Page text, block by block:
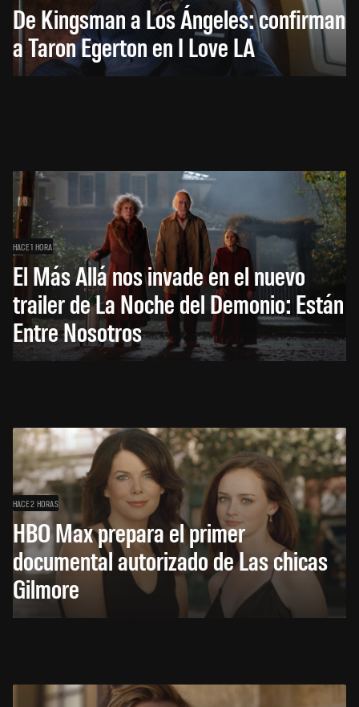
De Kingsman a Los Ángeles: confirman
a Taron Egerton en I Love LA
HACE 1 HORA
El Más Allá nos invade en el nuevo
trailer de La Noche del Demonio: Están
Entre Nosotros
HACE 2 HORAS
HBO Max prepara el primer
documental autorizado de Las chicas
Gilmore